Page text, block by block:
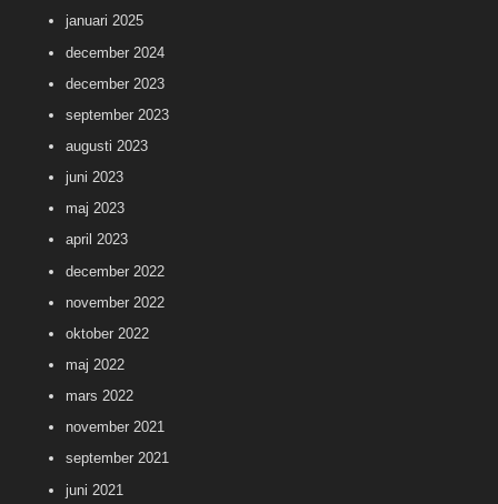
januari 2025
december 2024
december 2023
september 2023
augusti 2023
juni 2023
maj 2023
april 2023
december 2022
november 2022
oktober 2022
maj 2022
mars 2022
november 2021
september 2021
juni 2021